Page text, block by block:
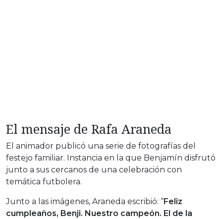
El mensaje de Rafa Araneda
El animador publicó una serie de fotografías del
festejo familiar. Instancia en la que Benjamín disfrutó
junto a sus cercanos de una celebración con
temática futbolera.
Junto a las imágenes, Araneda escribió: “Feliz
cumpleaños, Benji. Nuestro campeón. El de la